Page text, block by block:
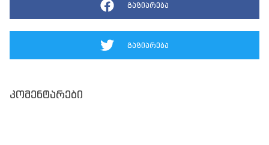
გაზიარება
გაზიარება
კომენტარები